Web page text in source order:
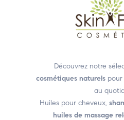
Découvrez notre
cosmétiques naturelspour
au
Huiles pour cheveux,
huiles de massage